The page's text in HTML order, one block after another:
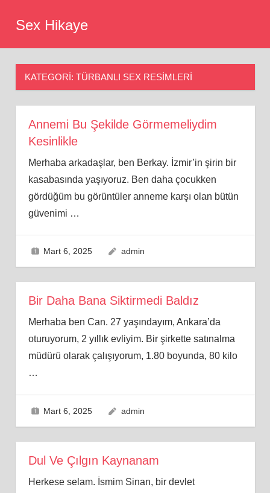
Sex Hikaye
KATEGORI: TÜRBANLI SEX RESIMLERI
Annemi Bu Şekilde Görmemeliydim
Kesinlikle
Merhaba arkadaşlar, ben Berkay. İzmir’in şirin bir
kasabasında yaşıyoruz. Ben daha çocukken
gördüğüm bu görüntüler anneme karşı olan bütün
güvenimi …
Mart 6, 2025 admin
Bir Daha Bana Siktirmedi Baldız
Merhaba ben Can. 27 yaşındayım, Ankara’da
oturuyorum, 2 yıllık evliyim. Bir şirkette satınalma
müdürü olarak çalışıyorum, 1.80 boyunda, 80 kilo
…
Mart 6, 2025 admin
Dul Ve Çılgın Kaynanam
Herkese selam. İsmim Sinan, bir devlet